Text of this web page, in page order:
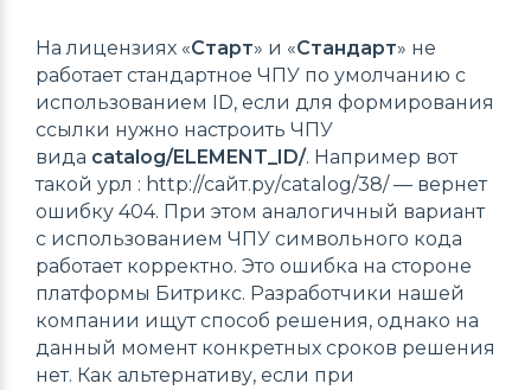
На лицензиях «Старт» и «Стандарт» не
работает стандартное ЧПУ по умолчанию с
использованием ID, если для формирования
ссылки нужно настроить ЧПУ
вида catalog/ELEMENT_ID/. Например вот
такой урл : http://сайт.ру/catalog/38/ — вернет
ошибку 404. При этом аналогичный вариант
с использованием ЧПУ символьного кода
работает корректно. Это ошибка на стороне
платформы Битрикс. Разработчики нашей
компании ищут способ решения, однако на
данный момент конкретных сроков решения
нет. Как альтернативу, если при